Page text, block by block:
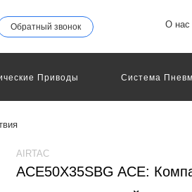
Обратный звонок О нас
Приводы Система
AIRTAC
ACE50X35SBG ACE: